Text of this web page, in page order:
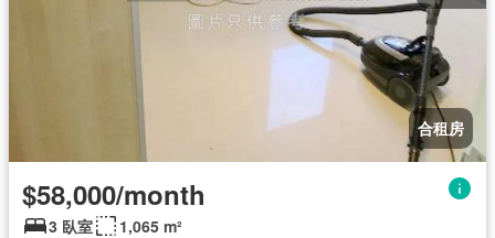
合租房
$58,000/month
3 臥室 1,065 m²